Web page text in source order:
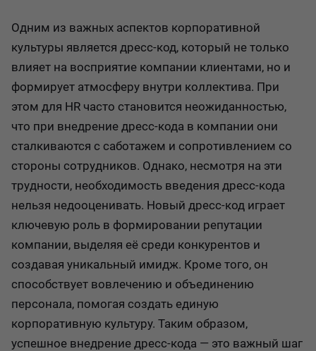
Одним из важных аспектов корпоративной
культуры является дресс-код, который не только
влияет на восприятие компании клиентами, но и
формирует атмосферу внутри коллектива. При
этом для HR часто становится неожиданностью,
что при внедрение дресс-кода в компании они
сталкиваются с саботажем и сопротивлением со
стороны сотрудников. Однако, несмотря на эти
трудности, необходимость введения дресс-кода
нельзя недооценивать. Новый дресс-код играет
ключевую роль в формировании репутации
компании, выделяя её среди конкурентов и
создавая уникальный имидж. Кроме того, он
способствует вовлечению и объединению
персонала, помогая создать единую
корпоративную культуру. Таким образом,
успешное внедрение дресс-кода — это важный шаг